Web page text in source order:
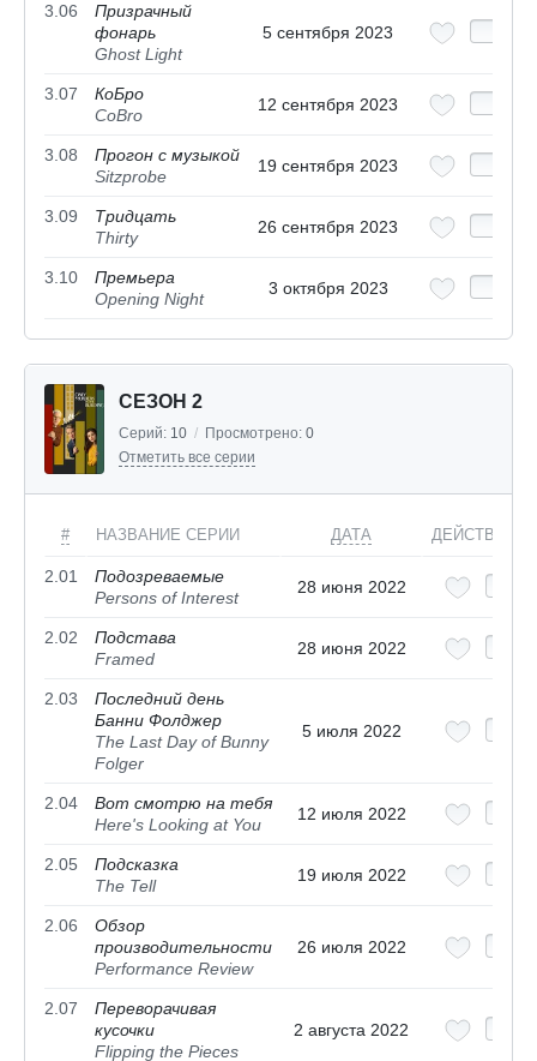
3.06
Призрачный
фонарь
Ghost Light
5 сентября 2023
3.07
КоБро
CoBro
12 сентября 2023
3.08
Прогон с музыкой
Sitzprobe
19 сентября 2023
3.09
Тридцать
Thirty
26 сентября 2023
3.10
Премьера
Opening Night
3 октября 2023
СЕЗОН 2
Серий: 10 / Просмотрено: 0
Отметить все серии
# НАЗВАНИЕ СЕРИИ ДАТА ДЕЙСТВИЯ
2.01
Подозреваемые
Persons of Interest
28 июня 2022
2.02
Подстава
Framed
28 июня 2022
2.03
Последний день
Банни Фолджер
The Last Day of Bunny
Folger
5 июля 2022
2.04
Вот смотрю на тебя
Here's Looking at You
12 июля 2022
2.05
Подсказка
The Tell
19 июля 2022
2.06
Обзор
производительности
Performance Review
26 июля 2022
2.07
Переворачивая
кусочки
Flipping the Pieces
2 августа 2022